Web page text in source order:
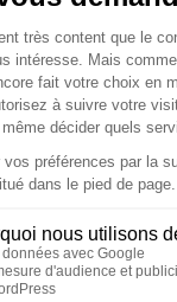
rendue
croire qu’ils
vu la
les titres
ou de SNCF
des TER. On
lancé